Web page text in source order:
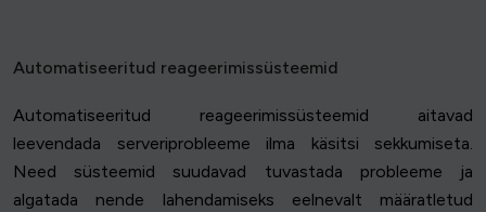
Automatiseeritud reageerimissüsteemid
Automatiseeritud reageerimissüsteemid aitavad
leevendada serveriprobleeme ilma käsitsi sekkumiseta.
Need süsteemid suudavad tuvastada probleeme ja
algatada nende lahendamiseks eelnevalt määratletud